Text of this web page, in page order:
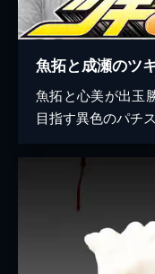
魚拓と成瀬のツ
魚拓と心美が出玉
目指す異色のパチ